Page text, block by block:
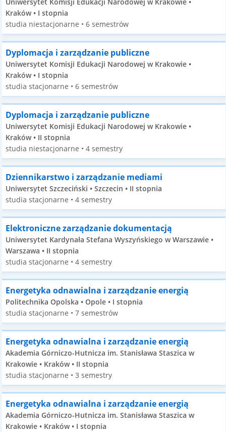
Kraków • I stopnia
studia niestacjonarne • 6 semestrów
Dyplomacja i zarządzanie publiczne
Uniwersytet Komisji Edukacji Narodowej w Krakowie •
Kraków • I stopnia
studia stacjonarne • 6 semestrów
Dyplomacja i zarządzanie publiczne
Uniwersytet Komisji Edukacji Narodowej w Krakowie •
Kraków • II stopnia
studia niestacjonarne • 4 semestry
Dziennikarstwo i zarządzanie mediami
Uniwersytet Szczeciński • Szczecin • II stopnia
studia stacjonarne • 4 semestry
Elektroniczne zarządzanie dokumentacją
Uniwersytet Kardynała Stefana Wyszyńskiego w Warszawie •
Warszawa • II stopnia
studia stacjonarne • 4 semestry
Energetyka odnawialna i zarządzanie energią
Politechnika Opolska • Opole • I stopnia
studia stacjonarne • 7 semestrów
Energetyka odnawialna i zarządzanie energią
Akademia Górniczo-Hutnicza im. Stanisława Staszica w
Krakowie • Kraków • II stopnia
studia stacjonarne • 3 semestry
Energetyka odnawialna i zarządzanie energią
Akademia Górniczo-Hutnicza im. Stanisława Staszica w
Krakowie • Kraków • I stopnia